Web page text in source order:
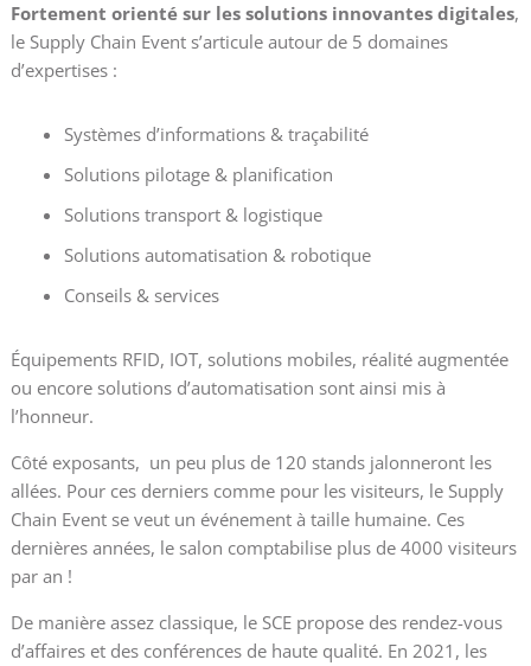
Fortement orienté sur les solutions innovantes digitales,
le Supply Chain Event s’articule autour de 5 domaines
d’expertises :
Systèmes d’informations & traçabilité
Solutions pilotage & planification
Solutions transport & logistique
Solutions automatisation & robotique
Conseils & services
Équipements RFID, IOT, solutions mobiles, réalité augmentée
ou encore solutions d’automatisation sont ainsi mis à
l’honneur.
Côté exposants, un peu plus de 120 stands jalonneront les
allées. Pour ces derniers comme pour les visiteurs, le Supply
Chain Event se veut un événement à taille humaine. Ces
dernières années, le salon comptabilise plus de 4000 visiteurs
par an !
De manière assez classique, le SCE propose des rendez-vous
d’affaires et des conférences de haute qualité. En 2021, les